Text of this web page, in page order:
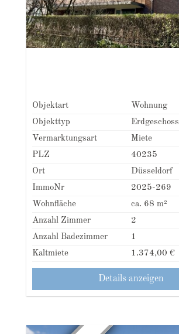
Objektart
Wohnung
Objekttyp
Erdgeschoss
Vermarktungsart
Miete
PLZ
40235
Ort
Düsseldorf
ImmoNr
2025-269
Wohnfläche
ca. 68 m²
Anzahl Zimmer
2
Anzahl Badezimmer
1
Kaltmiete
1.374,00 €
Details anzeigen